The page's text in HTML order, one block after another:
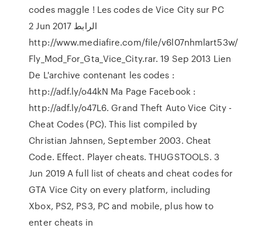
codes maggle ! Les codes de Vice City sur PC
2 Jun 2017 الرابط
http://www.mediafire.com/file/v6l07nhmlart53w/
Fly_Mod_For_Gta_Vice_City.rar. 19 Sep 2013 Lien
De L'archive contenant les codes :
http://adf.ly/o44kN Ma Page Facebook :
http://adf.ly/o47L6. Grand Theft Auto Vice City -
Cheat Codes (PC). This list compiled by
Christian Jahnsen, September 2003. Cheat
Code. Effect. Player cheats. THUGSTOOLS. 3
Jun 2019 A full list of cheats and cheat codes for
GTA Vice City on every platform, including
Xbox, PS2, PS3, PC and mobile, plus how to
enter cheats in